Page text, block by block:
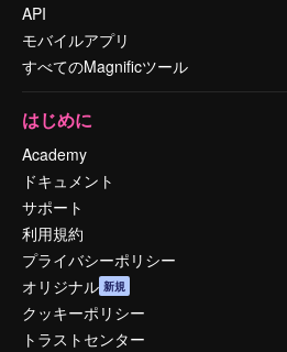
API
モバイルアプリ
すべてのMagnificツール
はじめに
Academy
ドキュメント
サポート
利用規約
プライバシーポリシー
オリジナル 新規
クッキーポリシー
トラストセンター